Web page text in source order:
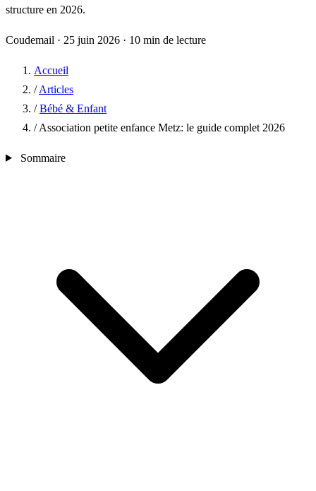
structure en 2026.
Coudemail · 25 juin 2026 · 10 min de lecture
Accueil
/ Articles
/ Bébé & Enfant
/ Association petite enfance Metz: le guide complet 2026
Sommaire